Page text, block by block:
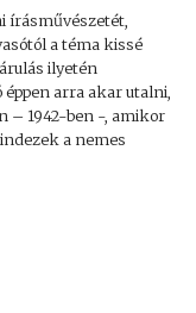
írásművészetét,
a téma kissé
ilyetén
arra akar utalni,
– 1942-ben -, amikor
a nemes